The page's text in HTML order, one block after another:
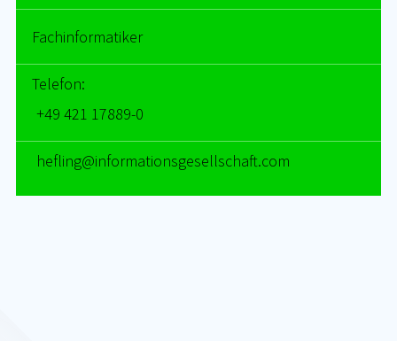
Fachinformatiker
Telefon:
+49 421 17889-0
hef­ling@in­for­ma­ti­ons­ge­sell­schaft.com